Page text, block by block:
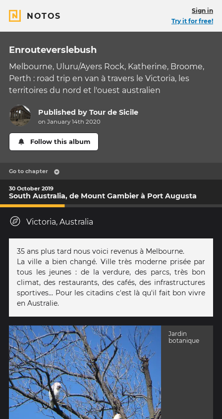
NOTOS
Sign in
Try it for free!
Enrouteverslebush
Melbourne, Uluru/Ayers Rock, Katherine, Broome,
Perth : road trip en van à travers le Victoria, les
territoires du nord et l'ouest australien
Published byTour de Sicile
on January 14th 2020
Follow this album
Go to chapter
30 October 2019
South Australia, de Mount Gambier à Port Augusta
Victoria, Australia
35 ans plus tard nous voici revenus à Melbourne.
La ville a bien changé. Ville très moderne prisée par
tous les jeunes : de la verdure, des parcs, très bon
climat, des restaurants, des cafés, des infrastructures
sportives... Pour les citadins c'est là qu'il fait bon vivre
en Australie.
Jardin
botanique